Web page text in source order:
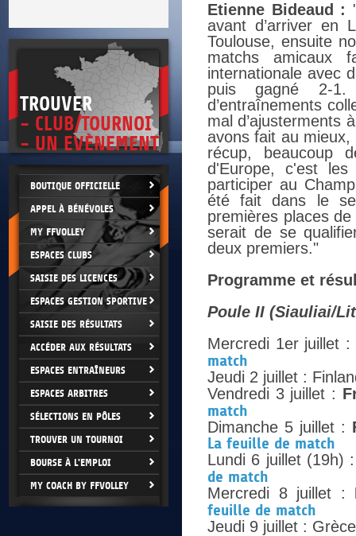
TROUVER
- CLUB/TOURNOI
- UN EVÈNEMENT
BOUTIQUE OFFICIELLE
APPEL À BÉNÉVOLES
MY FFVOLLEY
ESPACES CLUBS
SAISIE DES LICENCES
ESPACES GESTION SPORTIVE
SAISIE DES RÉSULTATS
ACCÉDER AUX RÉSULTATS
ESPACES ENTRAÎNEURS
ESPACES ARBITRES
SÉLECTIONS EN PÔLES
TROUVER UN TOURNOI
BOURSE À L'EMPLOI
MY COACH BY FFVOLLEY
Etienne Bideaud :
avant d’arriver en
Toulouse, ensuite
matchs amicaux
internationale avec
puis gagné 2-1.
d’entraînements
mal d’ajusterments
avons fait au
récup, beaucoup
d'Europe, c'est les
participer au
été fait dans le
premières places
serait de se
deux premiers."
Programme et
Poule II (Siauliai/
Mercredi 1er juillet :
match
Jeudi 2 juillet :
Vendredi 3 juillet :
match
Dimanche 5 juillet :
La feuille de match
Lundi 6 juillet (19h)
de match
Mercredi 8 juillet :
feuille de match
Jeudi 9 juillet :